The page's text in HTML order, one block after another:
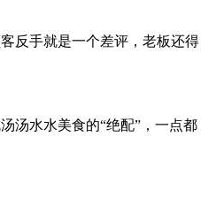
反手就是一个差评，老板还得
汤水水美食的“绝配”，一点都